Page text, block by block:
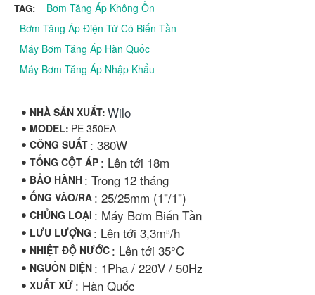
TAG:
Bơm Tăng Áp Không Ồn
Bơm Tăng Áp Điện Từ Có Biến Tần
Máy Bơm Tăng Áp Hàn Quốc
Máy Bơm Tăng Áp Nhập Khẩu
NHÀ SẢN XUẤT: Wilo
MODEL: PE 350EA
CÔNG SUẤT : 380W
TỔNG CỘT ÁP : Lên tới 18m
BẢO HÀNH : Trong 12 tháng
ỐNG VÀO/RA : 25/25mm (1"/1")
CHỦNG LOẠI : Máy Bơm Biến Tần
LƯU LƯỢNG : Lên tới 3,3m³/h
NHIỆT ĐỘ NƯỚC : Lên tới 35°C
NGUỒN ĐIỆN : 1Pha / 220V / 50Hz
XUẤT XỨ : Hàn Quốc